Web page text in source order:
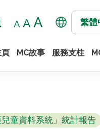
繁體
MC故事 服務支柱
童資料系統」統計報告